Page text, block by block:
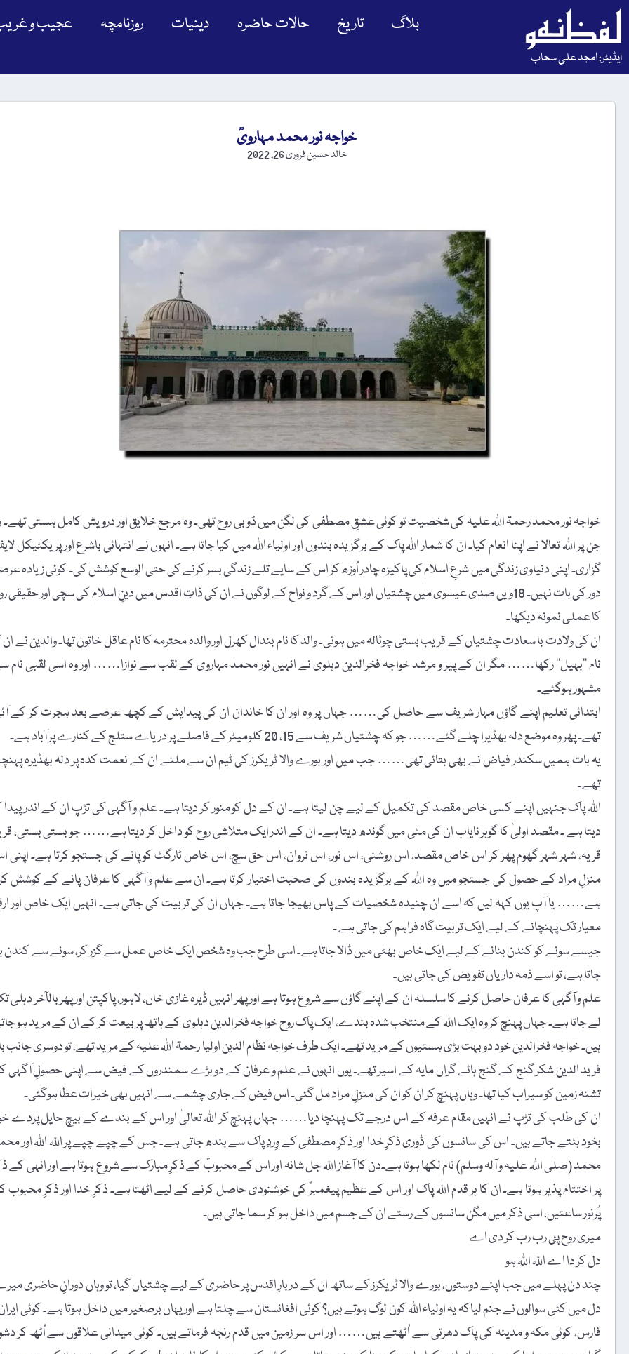
ایڈیٹر: امجد علی سحاب
بلاگ تاریخ حالات حاضرہ دینیات روزنامچہ عجیب و
خواجہ نور محمد مہارویؒ
خالد حسینفروری 26, 2022
خواجہ نور محمد رحمۃ اللہ علیہ کی شخصیت تو کوئی عشقِ مصطفی کی لگن میں ڈوبی روح تھی۔ وہ مرجع خلایق اور درویش کامل ہستی تھے۔
جن پر اللہ تعالا نے اپنا انعام کیا۔ ان کا شمار اللہ پاک کے برگزیدہ بندوں اور اولیاء اللہ میں کیا جاتا ہے۔ انہوں نے انتہائی باشرع اور پریکٹیکل
گزاری۔ اپنی دنیاوی زندگی میں شرعِ اسلام کی پاکیزہ چادر اُوڑھ کر اس کے سایے تلے زندگی بسر کرنے کی حتی الوسع کوشش کی۔ کوئی زیادہ
دور کی بات نہیں۔ 18ویں صدی عیسوی میں چشتیاں اور اس کے گرد و نواح کے لوگوں نے ان کی ذاتِ اقدس میں دینِ اسلام کی سچی اور حقیقی
کا عملی نمونہ دیکھا۔
ان کی ولادت با سعادت چشتیاں کے قریب بستی چوٹالہ میں ہوئی۔ والد کا نام بندال کھرل اور والدہ محترمہ کا نام عاقل خاتون تھا۔ والدین نے ان
نام ’’بہیل‘‘ رکھا…… مگر ان کے پیر و مرشد خواجہ فخرالدین دہلوی نے انہیں نور محمد مہاروی کے لقب سے نوازا…… اور وہ اسی لقبی نام
مشہور ہوگئے۔
ابتدائی تعلیم اپنے گاؤں مہار شریف سے حاصل کی…… جہاں پر وہ اور ان کا خاندان ان کی پیدایش کے کچھ عرصے بعد ہجرت کر کے
تھے۔ پھر وہ موضع دلہ بھڈیرا چلے گئے…… جو کہ چشتیاں شریف سے 15، 20 کلومیٹر کے فاصلے پر دریاے ستلج کے کنارے پر آباد ہے۔
یہ بات ہمیں سکندر فیاض نے بھی بتائی تھی…… جب میں اور بورے والا ٹریکرز کی ٹیم ان سے ملنے ان کے نعمت کدہ پر دلہ بھڈیرہ
تھے۔
اللہ پاک جنہیں اپنے کسی خاص مقصد کی تکمیل کے لیے چن لیتا ہے۔ ان کے دل کو منور کر دیتا ہے۔ علم و آگہی کی تڑپ ان کے اندر پیدا
دیتا ہے ۔ مقصد اولیٰ کا گوہر نایاب ان کی مٹی میں گوندھ دیتا ہے۔ ان کے اندر ایک متلاشی روح کو داخل کر دیتا ہے…… جو بستی بستی،
قریہ، شہر شہر گھوم پھر کر اس خاص مقصد، اس روشنی، اس نور، اس نروان، اس حق سچ، اس خاص ٹارگٹ کو پانے کی جستجو کرتا ہے۔ اپنی
منزلِ مراد کے حصول کی جستجو میں وہ اللہ کے برگزیدہ بندوں کی صحبت اختیار کرتا ہے۔ ان سے علم و آگہی کا عرفان پانے کے کوشش
ہے…… یا آپ یوں کہہ لیں کہ اسے ان چنیدہ شخصیات کے پاس بھیجا جاتا ہے۔ جہاں ان کی تربیت کی جاتی ہے۔ انہیں ایک خاص اور
معیار تک پہنچانے کے لیے ایک تربیت گاہ فراہم کی جاتی ہے ۔
جیسے سونے کو کندن بنانے کے لیے ایک خاص بھٹی میں ڈالا جاتا ہے۔ اسی طرح جب وہ شخص ایک خاص عمل سے گزر کر، سونے سے کندن
جاتا ہے، تو اسے ذمہ داریاں تفویض کی جاتی ہیں۔
علم و آگہی کا عرفان حاصل کرنے کا سلسلہ ان کے اپنے گاؤں سے شروع ہوتا ہے اور پھر انہیں ڈیرہ غازی خاں، لاہور، پاکپتن اور پھر بالآخر دہلی
لے جاتا ہے۔ جہاں پہنچ کر وہ ایک اللہ کے منتخب شدہ بندے، ایک پاک روح خواجہ فخرالدین دہلوی کے ہاتھ پر بیعت کر کے ان کے مرید ہو
ہیں۔ خواجہ فخرالدین خود دو بہت بڑی ہستیوں کے مرید تھے۔ ایک طرف خواجہ نظام الدین اولیا رحمۃ اللہ علیہ کے مرید تھے، تو دوسری جانب
فرید الدین شکر گنج کے گنج ہائے گراں مایہ کے اسیر تھے۔ یوں انہوں نے علم و عرفان کے دو بڑے سمندروں کے فیض سے اپنی حصولِ آگہی
تشنہ زمین کو سیراب کیا تھا۔ وہاں پہنچ کر ان کو ان کی منزلِ مراد مل گئی۔ اس فیض کے جاری چشمے سے انہیں بھی خیرات عطا ہوگئی۔
ان کی طلب کی تڑپ نے انہیں مقام عرفہ کے اس درجے تک پہنچا دیا…… جہاں پہنچ کر اللہ تعالیٰ اور اس کے بندے کے بیچ حایل پردے
بخود ہٹتے جاتے ہیں۔ اس کی سانسوں کی ڈوری ذکرِ خدا اور ذکرِ مصطفی کے وِردِ پاک سے بندھ جاتی ہے۔ جس کے چپے چپے پر اللہ اللہ اور
محمد (صلی اللہ علیہ و آلہ وسلم) نام لکھا ہوتا ہے۔دن کا آغاز اللہ جل شانہ اور اس کے محبوبؐ کے ذکرِ مبارک سے شروع ہوتا ہے اور انہی کے
پر اختتام پذیر ہوتا ہے۔ ان کا ہر قدم اللہ پاک اور اس کے عظیم پیغمبرؐ کی خوشنودی حاصل کرنے کے لیے اٹھتا ہے۔ ذکرِ خدا اور ذکرِ محبوب
پُرنور ساعتیں، اسی ذکر میں مگن سانسوں کے رستے ان کے جسم میں داخل ہو کر سما جاتی ہیں۔
میری روح پئ رب رب کر دی اے
دل کر دا اے اللہ اللہ ہو
چند دن پہلے میں جب اپنے دوستوں، بورے والا ٹریکرز کے ساتھ ان کے دربارِ اقدس پر حاضری کے لیے چشتیاں گیا، تو وہاں دورانِ حاضری
دل میں کئی سوالوں نے جنم لیاکہ یہ اولیاء اللہ کون لوگ ہوتے ہیں؟ کوئی افغانستان سے چلتا ہے اور یہاں برصغیر میں داخل ہوتا ہے۔ کوئی
فارس، کوئی مکہ و مدینہ کی پاک دھرتی سے اُٹھتے ہیں…… اور اس سر زمین میں قدم رنجہ فرماتے ہیں۔ کوئی میدانی علاقوں سے اُٹھ کر